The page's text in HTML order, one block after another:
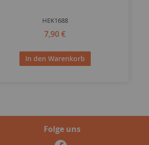
HEK1688
7,90 €
In den Warenkorb
Folge uns